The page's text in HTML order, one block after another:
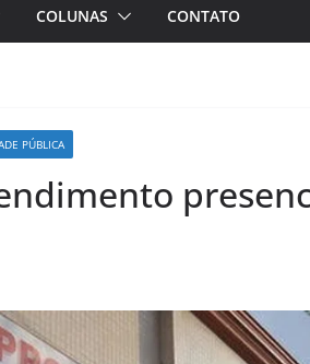
COLUNAS CONTATO
PÚBLICA